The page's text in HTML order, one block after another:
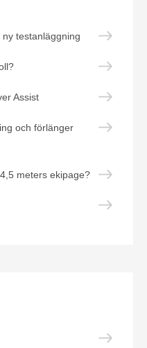
testanläggning
Assist
och förlänger
meters ekipage?